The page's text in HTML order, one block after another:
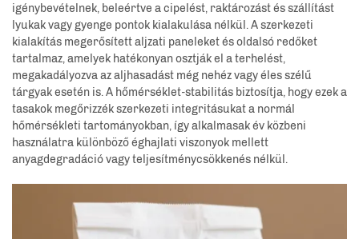
igénybevételnek, beleértve a cipelést, raktározást és szállítást
lyukak vagy gyenge pontok kialakulása nélkül. A szerkezeti
kialakítás megerősített aljzati paneleket és oldalsó redőket
tartalmaz, amelyek hatékonyan osztják el a terhelést,
megakadályozva az aljhasadást még nehéz vagy éles szélű
tárgyak esetén is. A hőmérséklet-stabilitás biztosítja, hogy ezek a
tasakok megőrizzék szerkezeti integritásukat a normál
hőmérsékleti tartományokban, így alkalmasak év közbeni
használatra különböző éghajlati viszonyok mellett
anyagdegradáció vagy teljesítménycsökkenés nélkül.